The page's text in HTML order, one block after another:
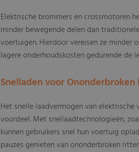
Elektrische brommers en crossmotoren
minder bewegende delen dan
voertuigen. Hierdoor vereisen ze minder
lagere onderhoudskosten gedurende de
Snelladen voor
Het snelle laadvermogen van
voordeel. Met snellaadtechnologieën,
kunnen gebruikers snel hun voertuig
pauzes genieten van ononderbroken